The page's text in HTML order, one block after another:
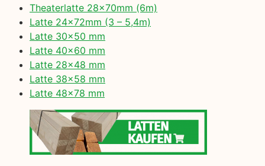
Theaterlatte 28x70mm (6m)
Latte 24x72mm (3 – 5,4m)
Latte 30×50 mm
Latte 40×60 mm
Latte 28×48 mm
Latte 38×58 mm
Latte 48×78 mm